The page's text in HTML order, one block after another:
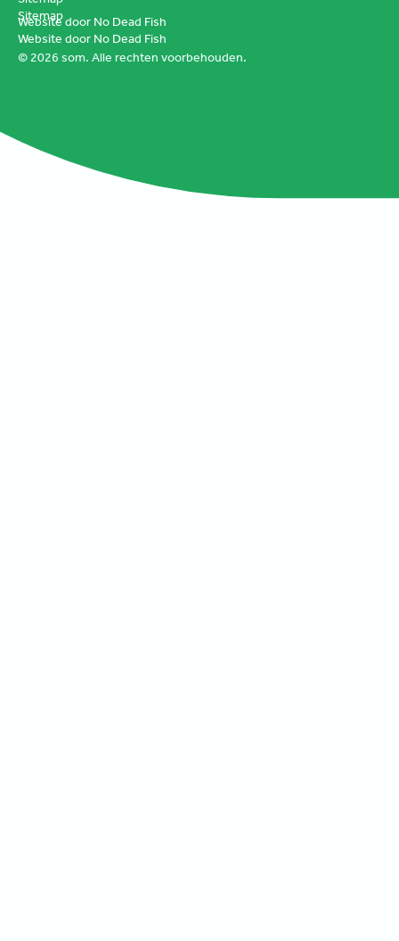
Sitemap
Website door No Dead Fish
Website door No Dead Fish
© 2026 som. Alle rechten voorbehouden.